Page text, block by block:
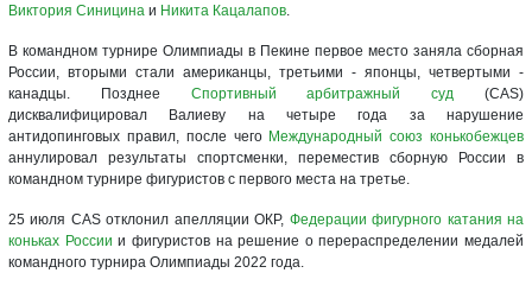
Виктория Синицина и Никита Кацалапов.
В командном турнире Олимпиады в Пекине первое место заняла сборная
России, вторыми стали американцы, третьими - японцы, четвертыми -
канадцы. Позднее Спортивный арбитражный суд (CAS)
дисквалифицировал Валиеву на четыре года за нарушение
антидопинговых правил, после чего Международный союз конькобежцев
аннулировал результаты спортсменки, переместив сборную России в
командном турнире фигуристов с первого места на третье.
25 июля CAS отклонил апелляции ОКР, Федерации фигурного катания на
коньках России и фигуристов на решение о перераспределении медалей
командного турнира Олимпиады 2022 года.